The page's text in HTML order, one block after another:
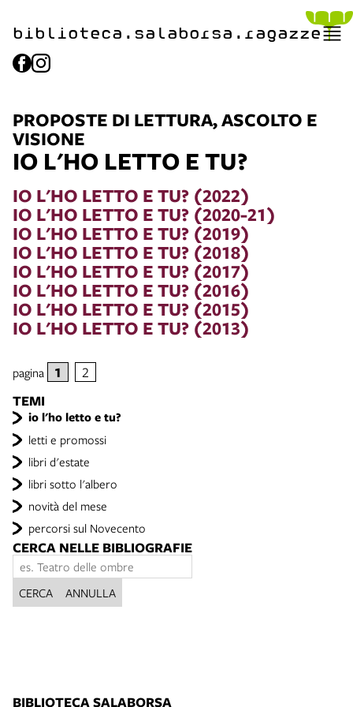
biblioteca.​salaborsa.ragazze
PROPOSTE DI LETTURA, ASCOLTO E
VISIONE
IO L'HO LETTO E TU?
TEMI
io l'ho letto e tu?
letti e promossi
libri d'estate
libri sotto l'albero
novità del mese
percorsi sul Novecento
CERCA NELLE BIBLIOGRAFIE
CERCA ANNULLA
IO L'HO LETTO E TU? (2022)
IO L'HO LETTO E TU? (2020-21)
IO L'HO LETTO E TU? (2019)
IO L'HO LETTO E TU? (2018)
IO L'HO LETTO E TU? (2017)
IO L'HO LETTO E TU? (2016)
IO L'HO LETTO E TU? (2015)
IO L'HO LETTO E TU? (2013)
pagina 1 2
BIBLIOTECA SALABORSA